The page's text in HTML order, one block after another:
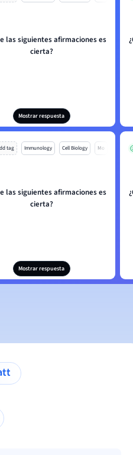
las siguientes afirmaciones es
cierta?
Mostrar respuesta
tag Immunology Cell Biology Mo
las siguientes afirmaciones es
cierta?
Mostrar respuesta